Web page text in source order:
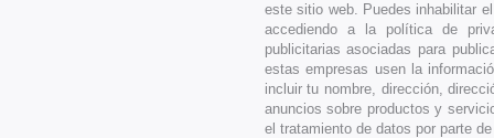
este sitio web. Puedes inhabilitar
accediendo a la política de
publicitarias asociadas para
estas empresas usen la
incluir tu nombre, dirección,
anuncios sobre productos y
el tratamiento de datos por parte